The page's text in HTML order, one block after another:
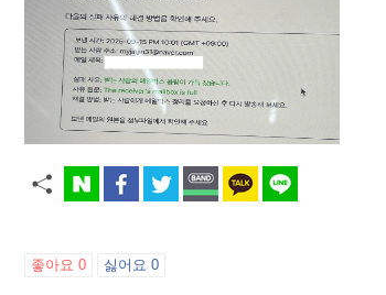
좋아요 0 싫어요 0